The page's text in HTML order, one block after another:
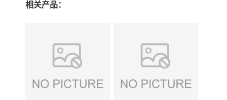
相关产品：